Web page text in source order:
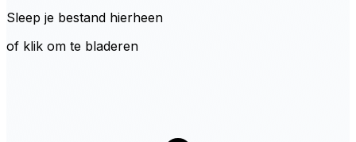
Sleep je bestand hierheen
of klik om te bladeren